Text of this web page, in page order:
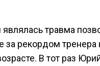
травма
за рекордом
В тот раз